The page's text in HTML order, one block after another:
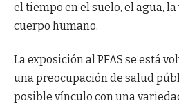
el tiempo en el suelo, el agua,
cuerpo humano.
La exposición al PFAS se está
una preocupación de salud
posible vínculo con una